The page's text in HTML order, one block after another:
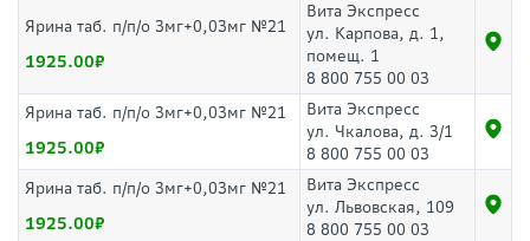
Ярина таб. п/п/о 3мг+0,03мг №21
1925.00
Вита Экспресс
ул. Карпова, д. 1,
помещ. 1
8 800 755 00 03
Ярина таб. п/п/о 3мг+0,03мг №21
1925.00
Вита Экспресс
ул. Чкалова, д. 3/1
8 800 755 00 03
Ярина таб. п/п/о 3мг+0,03мг №21
1925.00
Вита Экспресс
ул. Львовская, 109
8 800 755 00 03